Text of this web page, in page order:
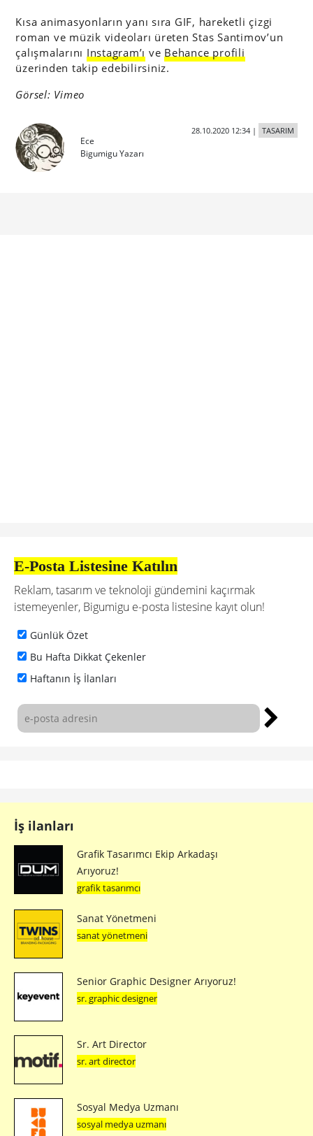
Kısa animasyonların yanı sıra GIF, hareketli çizgi
roman ve müzik videoları üreten Stas Santimov’un
çalışmalarını Instagram’ı ve Behance profili
üzerinden takip edebilirsiniz.
Görsel: Vimeo
Ece
Bigumigu Yazarı
28.10.2020 12:34| TASARIM
E-Posta Listesine Katılın
Reklam, tasarım ve teknoloji gündemini kaçırmak
istemeyenler, Bigumigu e-posta listesine kayıt olun!
Günlük Özet
Bu Hafta Dikkat Çekenler
Haftanın İş İlanları
İş ilanları
Grafik Tasarımcı Ekip Arkadaşı
Arıyoruz!
grafik tasarımcı
Sanat Yönetmeni
sanat yönetmeni
Senior Graphic Designer Arıyoruz!
sr. graphic designer
Sr. Art Director
sr. art director
Sosyal Medya Uzmanı
sosyal medya uzmanı